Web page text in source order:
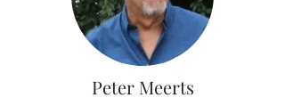
Peter Meerts